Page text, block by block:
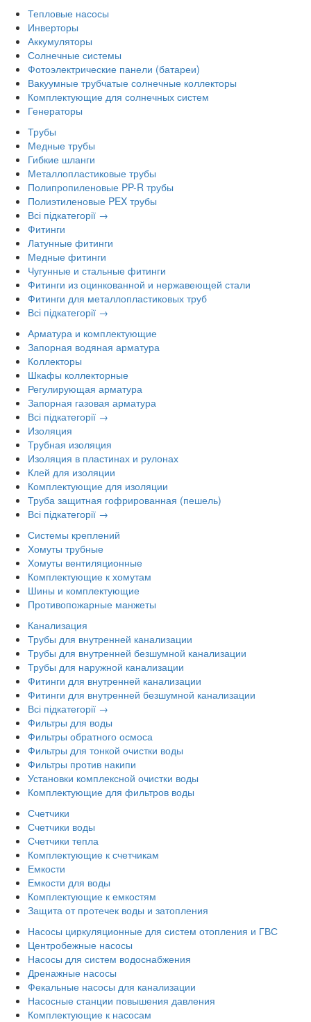
Тепловые насосы
Инверторы
Аккумуляторы
Солнечные системы
Фотоэлектрические панели (батареи)
Вакуумные трубчатые солнечные коллекторы
Комплектующие для солнечных систем
Генераторы
Трубы
Медные трубы
Гибкие шланги
Металлопластиковые трубы
Полипропиленовые PP-R трубы
Полиэтиленовые PEX трубы
Всі підкатегорії →
Фитинги
Латунные фитинги
Медные фитинги
Чугунные и стальные фитинги
Фитинги из оцинкованной и нержавеющей стали
Фитинги для металлопластиковых труб
Всі підкатегорії →
Арматура и комплектующие
Запорная водяная арматура
Коллекторы
Шкафы коллекторные
Регулирующая арматура
Запорная газовая арматура
Всі підкатегорії →
Изоляция
Трубная изоляция
Изоляция в пластинах и рулонах
Клей для изоляции
Комплектующие для изоляции
Труба защитная гофрированная (пешель)
Всі підкатегорії →
Системы креплений
Хомуты трубные
Хомуты вентиляционные
Комплектующие к хомутам
Шины и комплектующие
Противопожарные манжеты
Канализация
Трубы для внутренней канализации
Трубы для внутренней безшумной канализации
Трубы для наружной канализации
Фитинги для внутренней канализации
Фитинги для внутренней безшумной канализации
Всі підкатегорії →
Фильтры для воды
Фильтры обратного осмоса
Фильтры для тонкой очистки воды
Фильтры против накипи
Установки комплексной очистки воды
Комплектующие для фильтров воды
Счетчики
Счетчики воды
Счетчики тепла
Комплектующие к счетчикам
Емкости
Емкости для воды
Комплектующие к емкостям
Защита от протечек воды и затопления
Насосы циркуляционные для систем отопления и ГВС
Центробежные насосы
Насосы для систем водоснабжения
Дренажные насосы
Фекальные насосы для канализации
Насосные станции повышения давления
Комплектующие к насосам